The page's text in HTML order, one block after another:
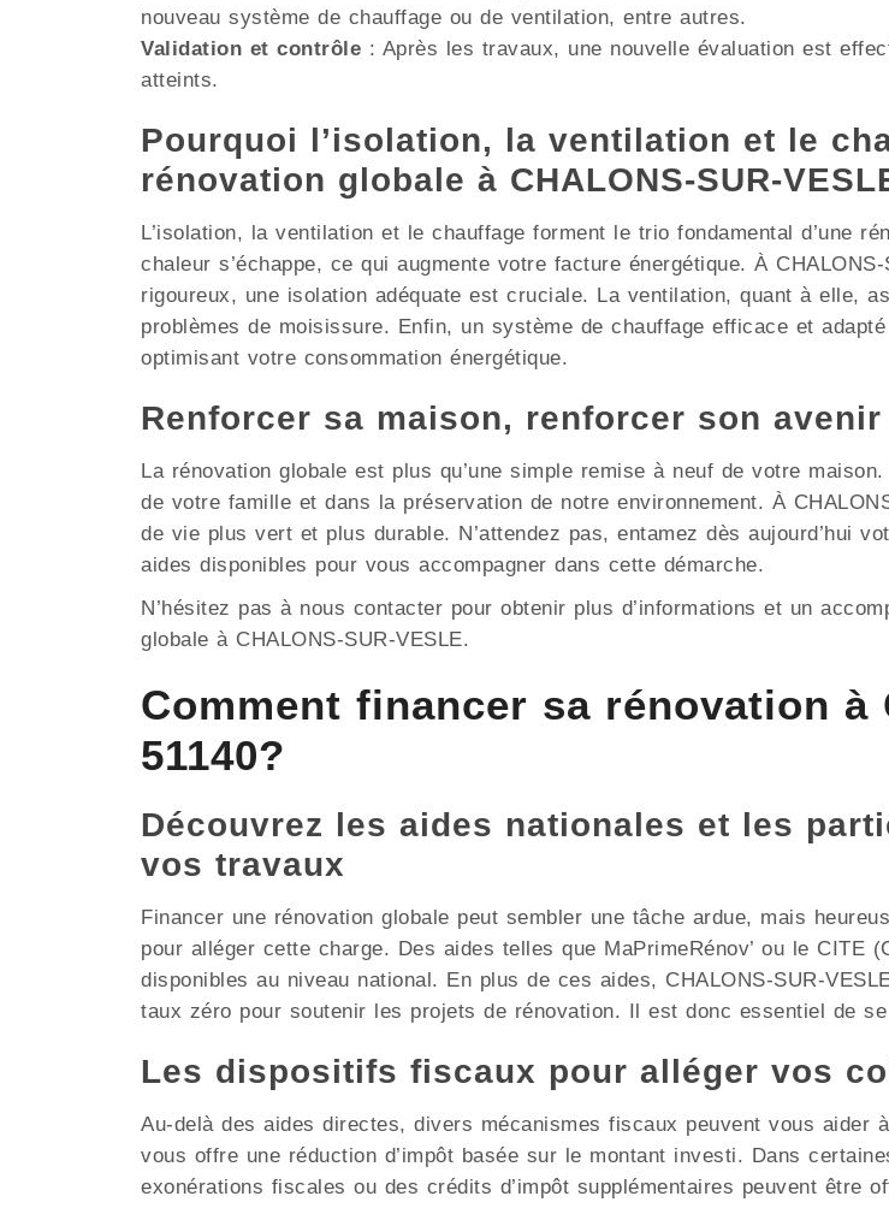
nouveau système de chauffage ou de ventilation, entre autres.
Validation et contrôle : Après les travaux, une nouvelle évaluation est
atteints.
Pourquoi l’isolation, la ventilation et le
rénovation globale à CHALONS-SUR-
L’isolation, la ventilation et le chauffage forment le trio fondamental d’une
chaleur s’échappe, ce qui augmente votre facture énergétique. À
rigoureux, une isolation adéquate est cruciale. La ventilation, quant à elle,
problèmes de moisissure. Enfin, un système de chauffage efficace et
optimisant votre consommation énergétique.
Renforcer sa maison, renforcer son avenir
La rénovation globale est plus qu’une simple remise à neuf de votre
de votre famille et dans la préservation de notre environnement. À
de vie plus vert et plus durable. N’attendez pas, entamez dès aujourd’hui
aides disponibles pour vous accompagner dans cette démarche.
N’hésitez pas à nous contacter pour obtenir plus d’informations et un
globale à CHALONS-SUR-VESLE.
Comment financer sa rénovation à
51140?
Découvrez les aides nationales et les
vos travaux
Financer une rénovation globale peut sembler une tâche ardue, mais
pour alléger cette charge. Des aides telles que MaPrimeRénov’ ou le CITE
disponibles au niveau national. En plus de ces aides, CHALONS-SUR-
taux zéro pour soutenir les projets de rénovation. Il est donc essentiel de
Les dispositifs fiscaux pour alléger vos
Au-delà des aides directes, divers mécanismes fiscaux peuvent vous
vous offre une réduction d’impôt basée sur le montant investi. Dans
exonérations fiscales ou des crédits d’impôt supplémentaires peuvent être